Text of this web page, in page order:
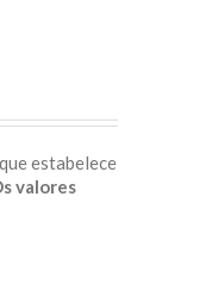
estabelece
valores